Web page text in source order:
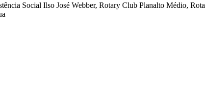
Social Ilso José Webber, Rotary Club Planalto Médio,